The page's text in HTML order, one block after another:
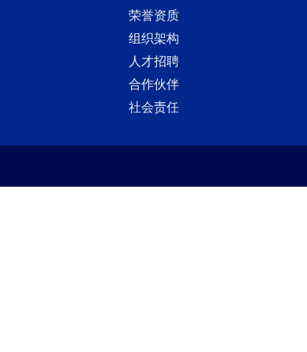
荣誉资质
组织架构
人才招聘
合作伙伴
社会责任